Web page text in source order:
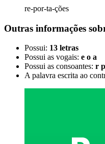
re-por-ta-ções
Outras informações
Possui: 13 letras
Possui as vogais: e o a
Possui as consoantes: r
A palavra escrita ao